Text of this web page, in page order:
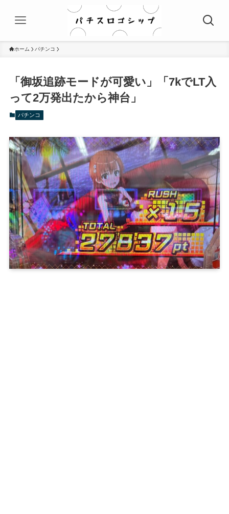
ホーム パチンコ
「御坂追跡モードが可愛い」「7kでLT入
って2万発出たから神台」
パチンコ